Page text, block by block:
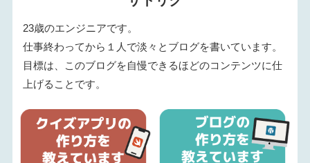
23歳のエンジニアです。
仕事終わってから１人で淡々とブログを書いています。
目標は、このブログを自慢できるほどのコンテンツに仕
上げることです。